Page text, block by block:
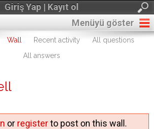
Giriş Yap | Kayıt ol
Menüyü göster
Wall Recent activity
All questions
All answers
or registerto post on this wall.